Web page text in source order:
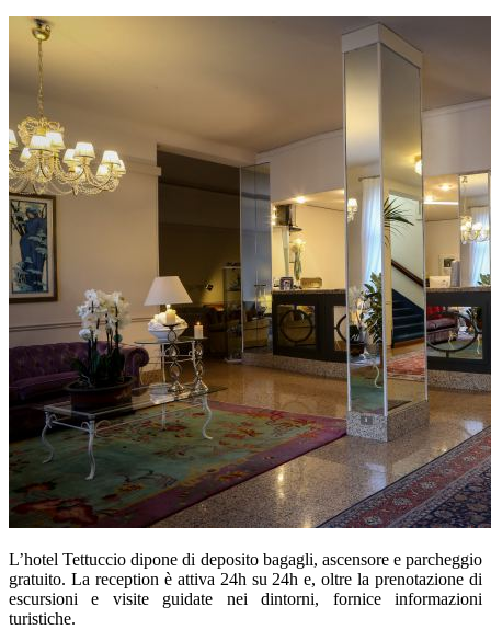
L’hotel Tettuccio dipone di deposito bagagli, ascensore e parcheggio
gratuito. La reception è attiva 24h su 24h e, oltre la prenotazione di
escursioni e visite guidate nei dintorni, fornice informazioni
turistiche.